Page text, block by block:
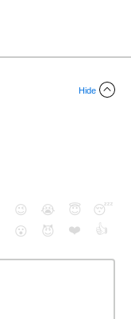
Hide
😉 😭 😇
😴
😮
😈 ❤️ 👍